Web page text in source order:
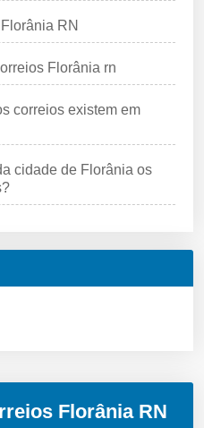
RN
Florânia rn
correios existem em
cidade de Florânia os
Florânia RN